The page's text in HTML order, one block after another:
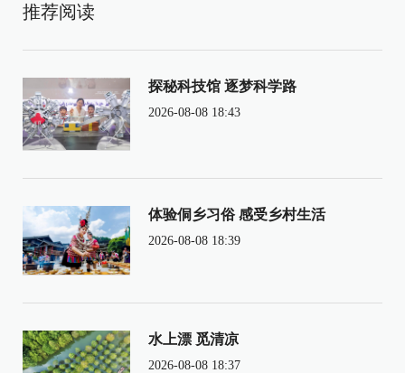
推荐阅读
探秘科技馆 逐梦科学路
2026-08-08 18:43
体验侗乡习俗 感受乡村生活
2026-08-08 18:39
水上漂 觅清凉
2026-08-08 18:37